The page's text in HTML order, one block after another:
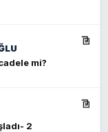
mi?
2